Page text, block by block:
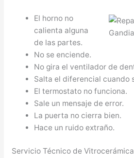
El horno no
calienta alguna
de las partes.
No se enciende.
No gira el ventilador de
Salta el diferencial cuando
El termostato no funciona.
Sale un mensaje de error.
La puerta no cierra bien.
Hace un ruido extraño.
Servicio Técnico de